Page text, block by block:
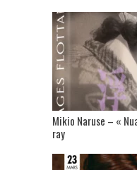
Mikio Naruse – «
ray